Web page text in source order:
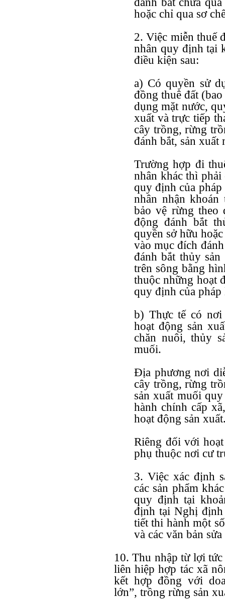
hoặc chỉ qua sơ
2. Việc miễn thuế
nhân quy định tại
điều kiện sau:
a) Có quyền sử
đồng thuê đất
dụng mặt nước,
xuất và trực tiếp
cây trồng, rừng
đánh bắt, sản xuất
Trường hợp đi
nhân khác thì phải
quy định của
nhân nhận
bảo vệ rừng
động đánh bắt
quyền sở hữu
vào mục đích
đánh bắt thủy
trên sông bằng
thuộc những hoạt
quy định của pháp
b) Thực tế có
hoạt động sản
chăn nuôi, thủy
muối.
Địa phương nơi
cây trồng, rừng
sản xuất muối
hành chính cấp
hoạt động sản
Riêng đối với
phụ thuộc nơi cư
3. Việc xác định
các sản phẩm
quy định tại
định tại Nghị
tiết thi hành một
và các văn bản
10. Thu nhập từ lợi
liên hiệp hợp tác xã
kết hợp đồng với
lớn”, trồng rừng sản